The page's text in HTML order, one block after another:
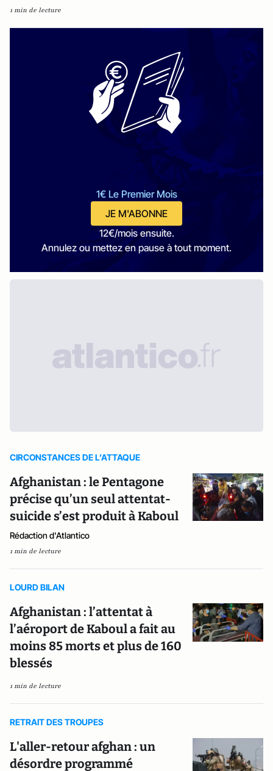
1 min de lecture
1€ Le Premier Mois
JE M'ABONNE
12€/mois ensuite.
Annulez ou mettez en pause à tout moment.
CIRCONSTANCES DE L’ATTAQUE
Afghanistan : le Pentagone
précise qu’un seul attentat-
suicide s’est produit à Kaboul
Rédaction d'Atlantico
1 min de lecture
LOURD BILAN
Afghanistan : l’attentat à
l’aéroport de Kaboul a fait au
moins 85 morts et plus de 160
blessés
1 min de lecture
RETRAIT DES TROUPES
L'aller-retour afghan : un
désordre programmé